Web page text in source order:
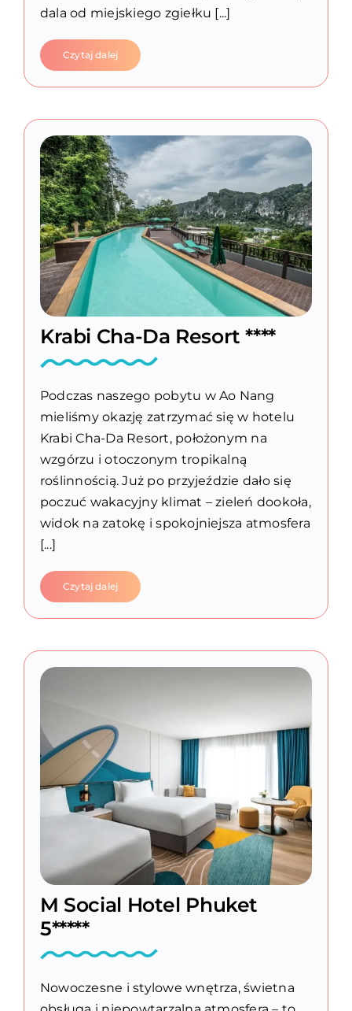
dala od miejskiego zgiełku [...]
Czytaj dalej
Krabi Cha-Da Resort ****
Podczas naszego pobytu w Ao Nang
mieliśmy okazję zatrzymać się w hotelu
Krabi Cha-Da Resort, położonym na
wzgórzu i otoczonym tropikalną
roślinnością. Już po przyjeździe dało się
poczuć wakacyjny klimat – zieleń dookoła,
widok na zatokę i spokojniejsza atmosfera
[...]
Czytaj dalej
M Social Hotel Phuket
5*****
Nowoczesne i stylowe wnętrza, świetna